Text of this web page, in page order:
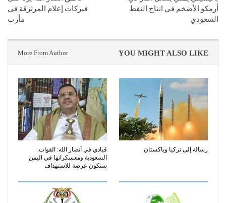
أرمكو الأضخم في انتاج النفط
السعودي
فبركات إعلام المرتزقة في
مأرب
YOU MIGHT ALSO LIKE
More From Author
رسالة إلى تركيا وباكستان
قيادي في أنصار الله: القوات
السعودية ومعسكراتها في اليمن
ستكون عرضة للاستهداف